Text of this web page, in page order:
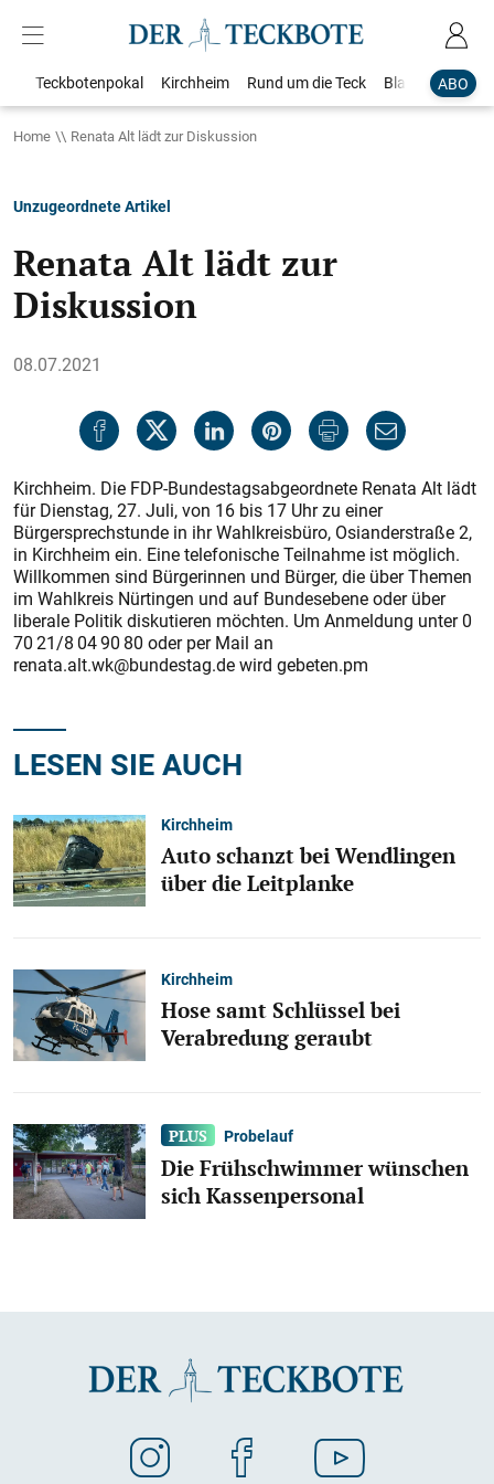
ABO
Teckbotenpokal Kirchheim Rund um die Teck Blaulicht
Home Renata Alt lädt zur Diskussion
Unzugeordnete Artikel
Renata Alt lädt zur
Diskussion
08.07.2021
Kirchheim. Die FDP-Bundestagsabgeordnete Renata Alt lädt
für Dienstag, 27. Juli, von 16 bis 17 Uhr zu einer
Bürgersprechstunde in ihr Wahlkreisbüro, Osianderstraße 2,
in Kirchheim ein. Eine telefonische Teilnahme ist möglich.
Willkommen sind Bürgerinnen und Bürger, die über Themen
im Wahlkreis Nürtingen und auf Bundesebene oder über
liberale Politik diskutieren möchten. Um Anmeldung unter 0
70 21/8 04 90 80 oder per Mail an
renata.alt.wk@bundestag.de wird gebeten.pm
LESEN SIE AUCH
Kirchheim
Auto schanzt bei Wendlingen
über die Leitplanke
Kirchheim
Hose samt Schlüssel bei
Verabredung geraubt
Probelauf
Die Frühschwimmer wünschen
sich Kassenpersonal